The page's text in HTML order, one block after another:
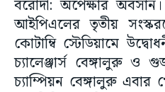
বরোদা: অপেক্ষার
আইপিএলের তৃতীয়
কোটাম্বি স্টেডিয়ামে
চ্যালেঞ্জার্স বেঙ্গালুরু ও
চ্যাম্পিয়ন বেঙ্গালুরু এবার